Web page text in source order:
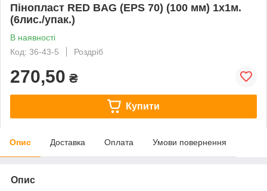
Пінопласт RED BAG (EPS 70) (100 мм) 1х1м.
(6лис./упак.)
В наявності
Код: 36-43-5
Роздріб
270,50 ₴
Купити
Опис Доставка Оплата Умови повернення
Опис